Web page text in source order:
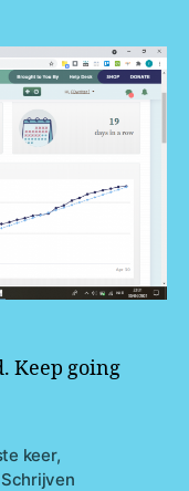
Keep going
keer,
Schrijven